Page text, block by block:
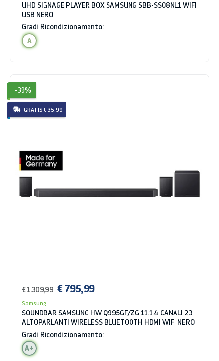
UHD SIGNAGE PLAYER BOX SAMSUNG SBB-SS08NL1 WIFI
USB NERO
Gradi Ricondizionamento:
A
-39%
GRATIS € 35.99
€ 1.309,99 € 795,99
Samsung
SOUNDBAR SAMSUNG HW Q995GF/ZG 11.1.4 CANALI 23
ALTOPARLANTI WIRELESS BLUETOOTH HDMI WIFI NERO
Gradi Ricondizionamento:
A+